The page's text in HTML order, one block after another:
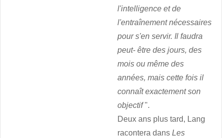
l'intelligence et de
l'entraînement nécessaires
pour s'en servir. Il faudra
peut- être des jours, des
mois ou même des
années, mais cette fois il
connaît exactement son
objectif".
Deux ans plus tard, Lang
racontera dans Les